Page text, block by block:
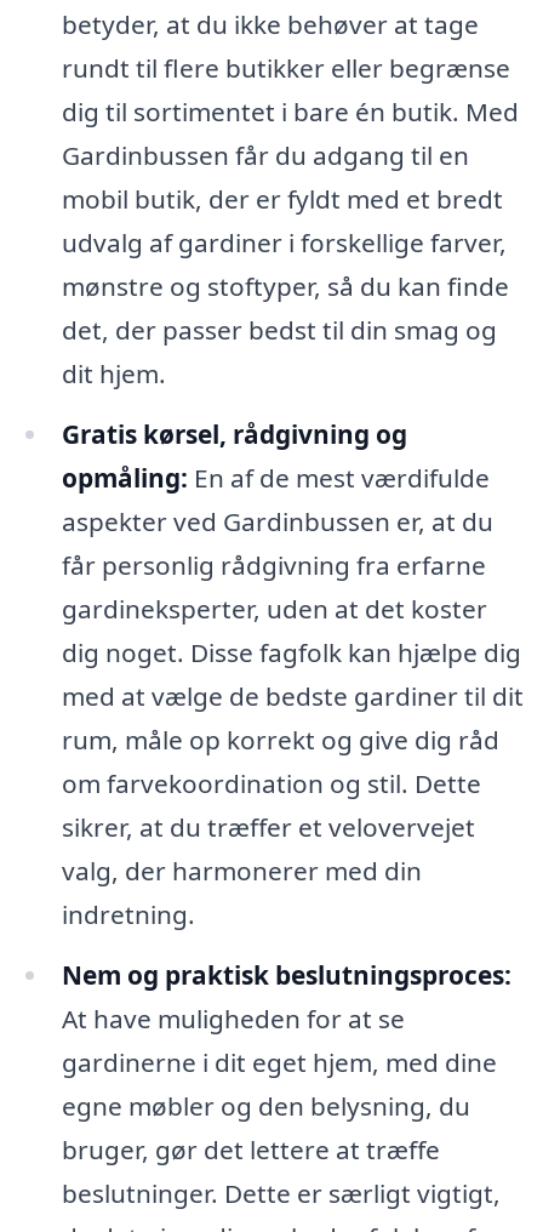
betyder, at du ikke behøver at tage
rundt til flere butikker eller begrænse
dig til sortimentet i bare én butik. Med
Gardinbussen får du adgang til en
mobil butik, der er fyldt med et bredt
udvalg af gardiner i forskellige farver,
mønstre og stoftyper, så du kan finde
det, der passer bedst til din smag og
dit hjem.
Gratis kørsel, rådgivning og
opmåling: En af de mest værdifulde
aspekter ved Gardinbussen er, at du
får personlig rådgivning fra erfarne
gardineksperter, uden at det koster
dig noget. Disse fagfolk kan hjælpe dig
med at vælge de bedste gardiner til dit
rum, måle op korrekt og give dig råd
om farvekoordination og stil. Dette
sikrer, at du træffer et velovervejet
valg, der harmonerer med din
indretning.
Nem og praktisk beslutningsproces:
At have muligheden for at se
gardinerne i dit eget hjem, med dine
egne møbler og den belysning, du
bruger, gør det lettere at træffe
beslutninger. Dette er særligt vigtigt,